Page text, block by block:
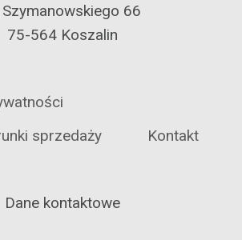
Szymanowskiego 66
75-564 Koszalin
sprzedaży
Kontakt
Dane kontaktowe